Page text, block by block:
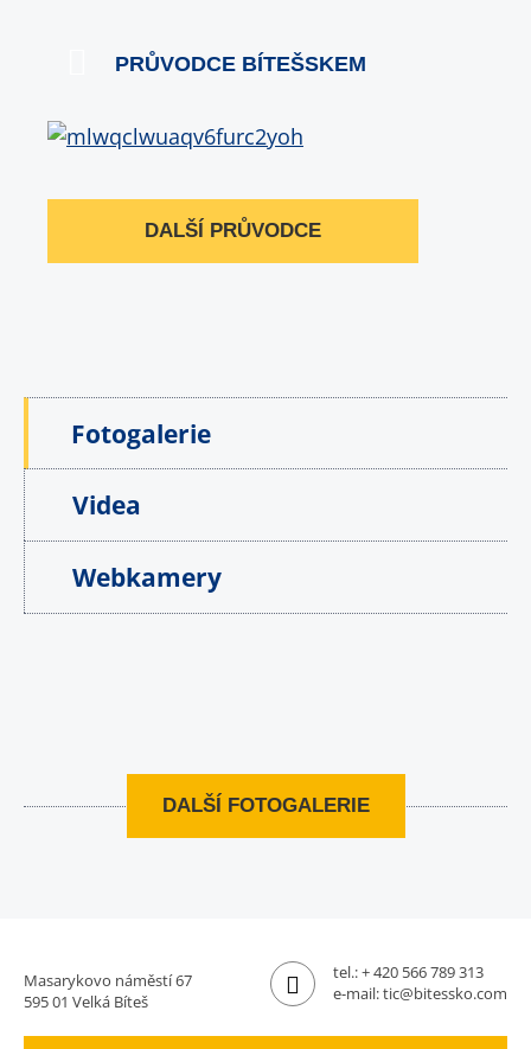
PRŮVODCE BÍTEŠSKEM
DALŠÍ PRŮVODCE
Fotogalerie
Videa
Webkamery
DALŠÍ FOTOGALERIE
Masarykovo náměstí 67
595 01 Velká Bíteš
tel.:+ 420 566 789 313
e-mail:tic@bitessko.com